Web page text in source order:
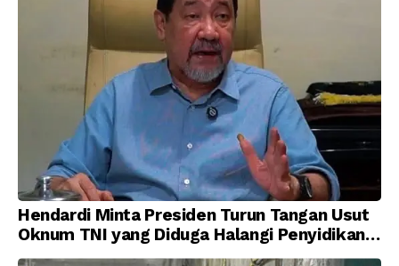
Hendardi Minta Presiden Turun Tangan Usut
Oknum TNI yang Diduga Halangi Penyidikan
Korupsi